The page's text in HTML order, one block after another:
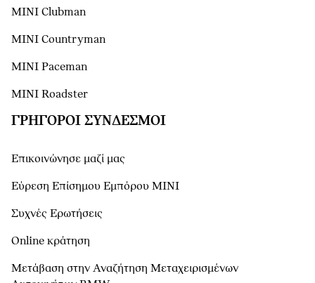
MINI Clubman
MINI Countryman
MINI Paceman
MINI Roadster
ΓΡΉΓΟΡΟΙ ΣΎΝΔΕΣΜΟΙ
Επικοινώνησε μαζί μας
Εύρεση Επίσημου Εμπόρου ΜΙΝΙ
Συχνές Ερωτήσεις
Online κράτηση
Μετάβαση στην Αναζήτηση Μεταχειρισμένων